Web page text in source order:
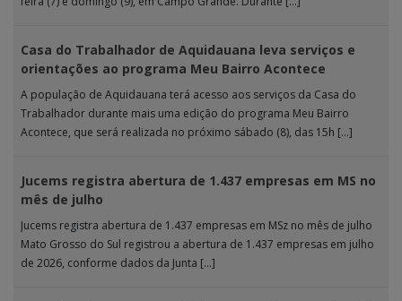
Casa do Trabalhador de Aquidauana leva serviços e
orientações ao programa Meu Bairro Acontece
A população de Aquidauana terá acesso aos serviços da Casa do
Trabalhador durante mais uma edição do programa Meu Bairro
Acontece, que será realizada no próximo sábado (8), das 15h […]
Jucems registra abertura de 1.437 empresas em MS no
mês de julho
Jucems registra abertura de 1.437 empresas em MSz no mês de julho
Mato Grosso do Sul registrou a abertura de 1.437 empresas em julho
de 2026, conforme dados da Junta […]